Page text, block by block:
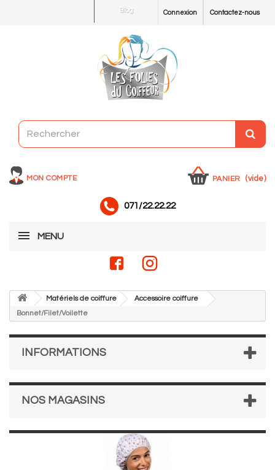
Contactez-nous
Connexion
Blog
MON COMPTE PANIER (vide)
071/22.22.22
MENU
Matériels de coiffure
Accessoire coiffure
Bonnet/Filet/Voilette
INFORMATIONS
NOS MAGASINS